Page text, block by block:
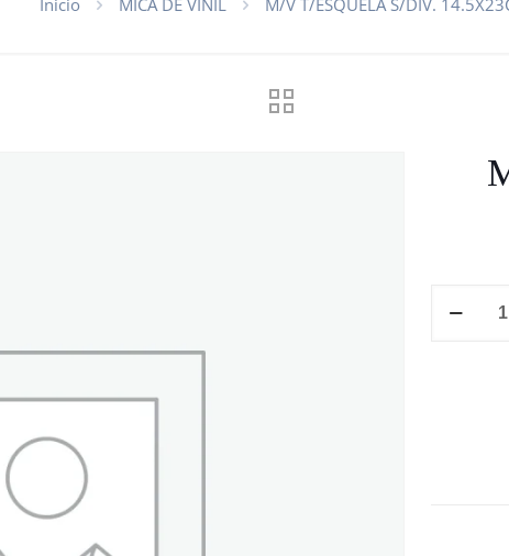
Inicio MICA DE VINIL M/V T/ESQUELA S/DIV.